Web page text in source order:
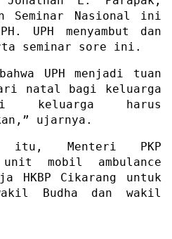
Seminar Nasional ini
UPH menyambut dan
seminar sore ini.
UPH menjadi tuan
natal bagi keluarga
keluarga harus
ujarnya.
itu, Menteri PKP
unit mobil ambulance
HKBP Cikarang untuk
Budha dan wakil